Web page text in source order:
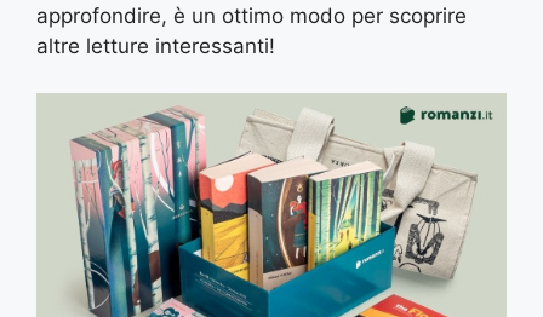
approfondire, è un ottimo modo per scoprire
altre letture interessanti!